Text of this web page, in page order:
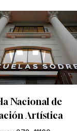
Nacional de
Artística